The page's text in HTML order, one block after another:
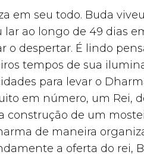
em seu todo. Buda
lar ao longo de 49 dias
o despertar. É lindo
tempos de sua
para levar o
em número, um Rei,
construção de um
de maneira
a oferta do rei,